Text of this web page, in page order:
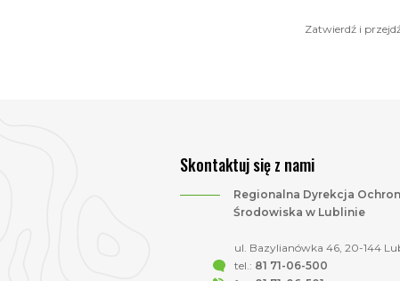
Zatwierdź i
Skontaktuj się z nami
Regionalna Dyrekcja
Środowiska w Lublinie
ul. Bazylianówka 46, 20-144
tel.: 81 71-06-500